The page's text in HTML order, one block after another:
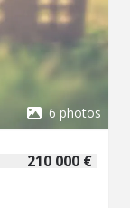
6 photos
210 000 €